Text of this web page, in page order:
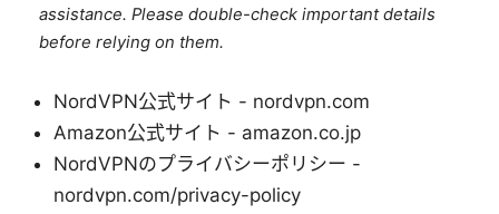
assistance. Please double-check important details
before relying on them.
NordVPN公式サイト - nordvpn.com
Amazon公式サイト - amazon.co.jp
NordVPNのプライバシーポリシー -
nordvpn.com/privacy-policy